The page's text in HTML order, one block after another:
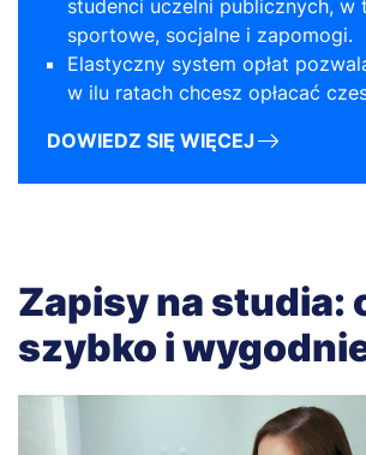
studenci uczelni publicznych, w
sportowe, socjalne i zapomogi.
Elastyczny system opłat
w ilu ratach chcesz opłacać
DOWIEDZ SIĘ WIĘCEJ
Zapisy na studia:
szybko i